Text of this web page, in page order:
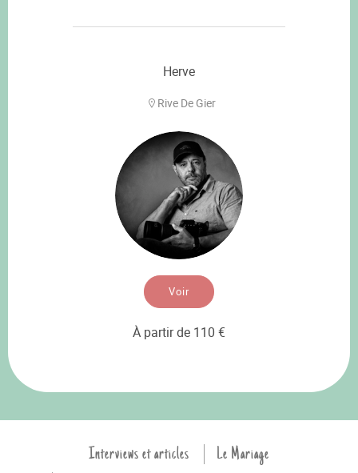
Herve
Rive De Gier
Voir
À partir de 110 €
Interviews et articles
Le Mariage